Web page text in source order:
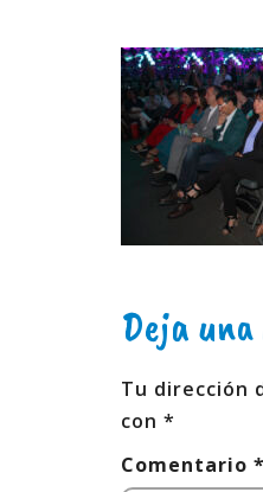
Deja
Tu dirección
con *
Comentario *